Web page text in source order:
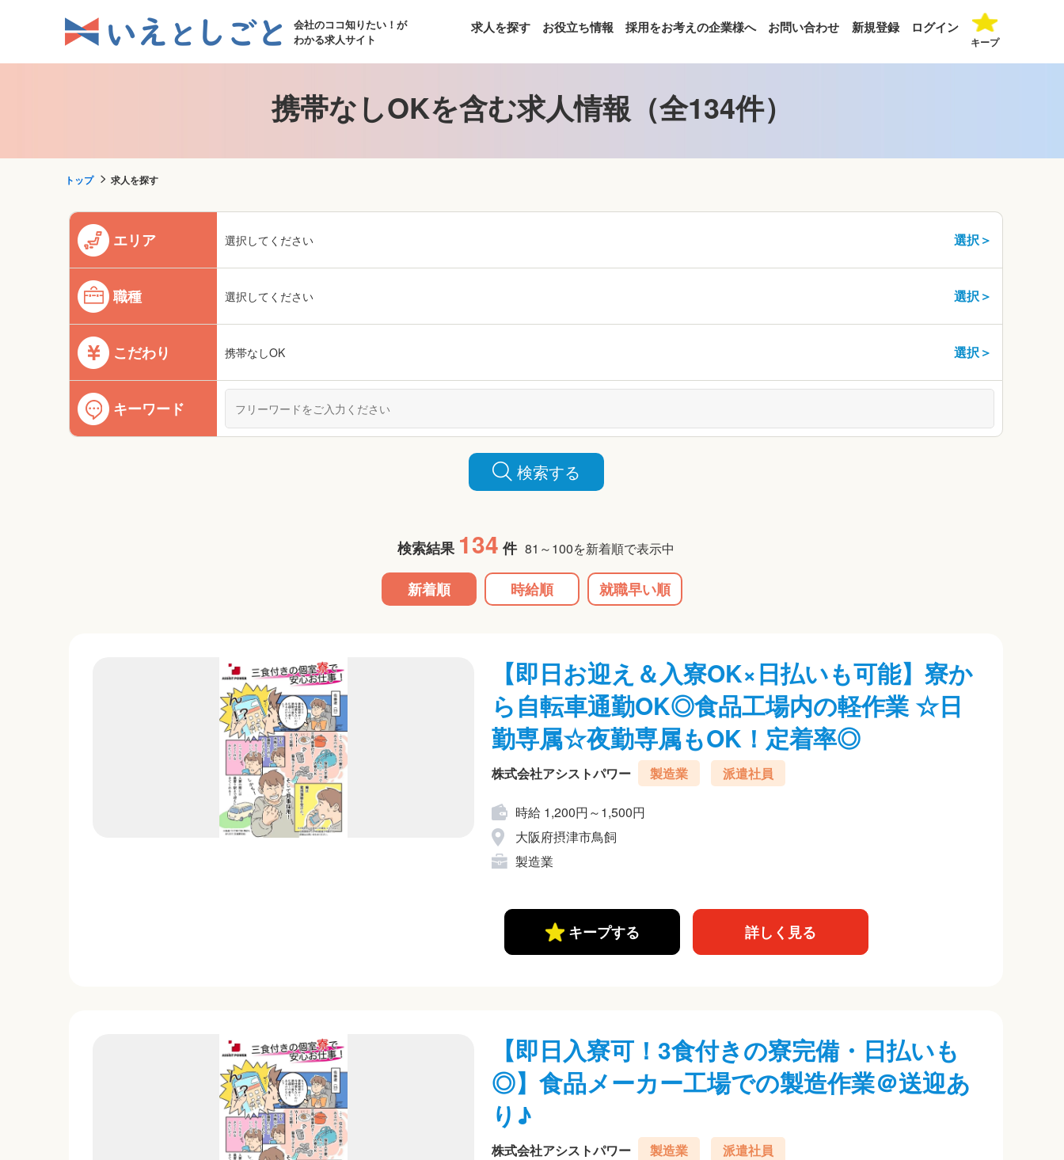
会社のココ知りたい！が
わかる求人サイト
求人を探す お役立ち情報 採用をお考えの企業様へ お問い合わせ 新規登録 ログイン
キープ
携帯なしOKを含む求人情報（全134件）
トップ 求人を探す
エリア 選択してください 選択＞
職種 選択してください 選択＞
こだわり 携帯なしOK 選択＞
キーワード
検索する
検索結果 134 件 81～100を新着順で表示中
新着順 時給順 就職早い順
【即日お迎え＆入寮OK×日払いも可能】寮か
ら自転車通勤OK◎食品工場内の軽作業 ☆日
勤専属☆夜勤専属もOK！定着率◎
株式会社アシストパワー 製造業 派遣社員
時給 1,200円～1,500円
大阪府摂津市鳥飼
製造業
キープする 詳しく見る
【即日入寮可！3食付きの寮完備・日払いも
◎】食品メーカー工場での製造作業＠送迎あ
り♪
株式会社アシストパワー 製造業 派遣社員